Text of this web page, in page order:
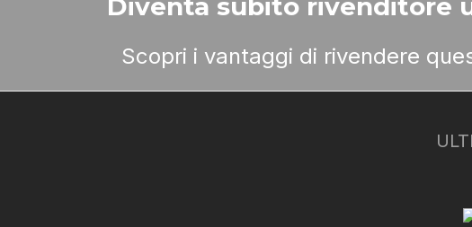
Diventa subito rivenditore
Scopri i vantaggi di rivendere